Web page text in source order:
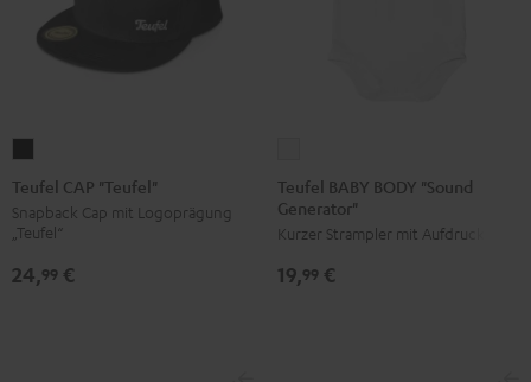
CAP
"Teufel"
Schwarz
Teufel CAP "Teufel"
Snapback Cap mit Logoprägung
„Teufel“
24,99 €
BABY
BODY
"Sound
Generator"
Teufel BABY BODY "Sound
Generator"
Kurzer Strampler mit Aufdruck
19,99 €